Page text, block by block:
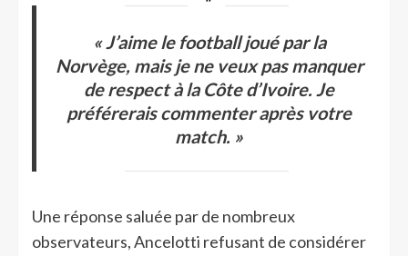
« J’aime le football joué par la
Norvège, mais je ne veux pas manquer
de respect à la Côte d’Ivoire. Je
préférerais commenter après votre
match. »
Une réponse saluée par de nombreux
observateurs, Ancelotti refusant de considérer